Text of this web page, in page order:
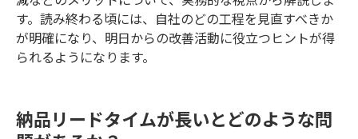
す。読み終わる頃には、自社のどの工程を見直すべきか
が明確になり、明日からの改善活動に役立つヒントが得
られるようになります。
納品リードタイムが長いとどのような問